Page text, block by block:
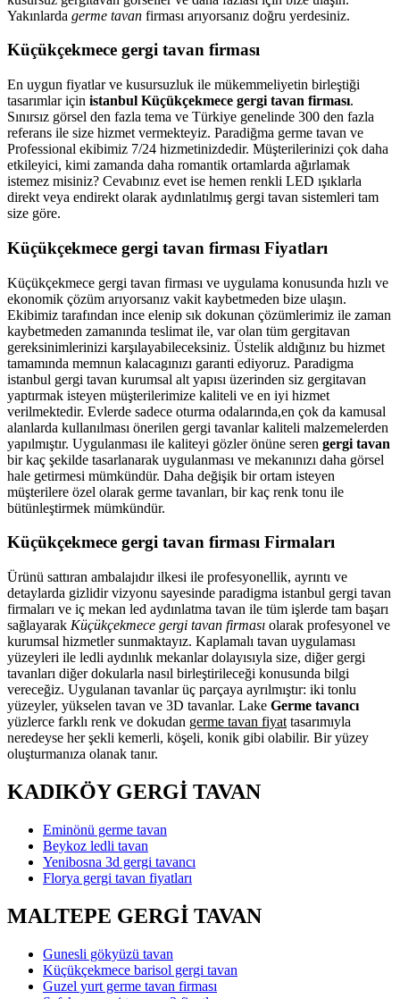
Yakınlarda germe tavan firması arıyorsanız doğru yerdesiniz.
Küçükçekmece gergi tavan firması
En uygun fiyatlar ve kusursuzluk ile mükemmeliyetin birleştiği
tasarımlar için istanbul Küçükçekmece gergi tavan firması.
Sınırsız görsel den fazla tema ve Türkiye genelinde 300 den fazla
referans ile size hizmet vermekteyiz. Paradiğma germe tavan ve
Professional ekibimiz 7/24 hizmetinizdedir. Müşterilerinizi çok daha
etkileyici, kimi zamanda daha romantik ortamlarda ağırlamak
istemez misiniz? Cevabınız evet ise hemen renkli LED ışıklarla
direkt veya endirekt olarak aydınlatılmış gergi tavan sistemleri tam
size göre.
Küçükçekmece gergi tavan firması Fiyatları
Küçükçekmece gergi tavan firması ve uygulama konusunda hızlı ve
ekonomik çözüm arıyorsanız vakit kaybetmeden bize ulaşın.
Ekibimiz tarafından ince elenip sık dokunan çözümlerimiz ile zaman
kaybetmeden zamanında teslimat ile, var olan tüm gergitavan
gereksinimlerinizi karşılayabileceksiniz. Üstelik aldığınız bu hizmet
tamamında memnun kalacagınızı garanti ediyoruz. Paradigma
istanbul gergi tavan kurumsal alt yapısı üzerinden siz gergitavan
yaptırmak isteyen müşterilerimize kaliteli ve en iyi hizmet
verilmektedir. Evlerde sadece oturma odalarında,en çok da kamusal
alanlarda kullanılması önerilen gergi tavanlar kaliteli malzemelerden
yapılmıştır. Uygulanması ile kaliteyi gözler önüne seren gergi tavan
bir kaç şekilde tasarlanarak uygulanması ve mekanınızı daha görsel
hale getirmesi mümkündür. Daha değişik bir ortam isteyen
müşterilere özel olarak germe tavanları, bir kaç renk tonu ile
bütünleştirmek mümkündür.
Küçükçekmece gergi tavan firması Firmaları
Ürünü sattıran ambalajıdır ilkesi ile profesyonellik, ayrıntı ve
detaylarda gizlidir vizyonu sayesinde paradigma istanbul gergi tavan
firmaları ve iç mekan led aydınlatma tavan ile tüm işlerde tam başarı
sağlayarak Küçükçekmece gergi tavan firması olarak profesyonel ve
kurumsal hizmetler sunmaktayız. Kaplamalı tavan uygulaması
yüzeyleri ile ledli aydınlık mekanlar dolayısıyla size, diğer gergi
tavanları diğer dokularla nasıl birleştirileceği konusunda bilgi
vereceğiz. Uygulanan tavanlar üç parçaya ayrılmıştır: iki tonlu
yüzeyler, yükselen tavan ve 3D tavanlar. Lake Germe tavancı
yüzlerce farklı renk ve dokudan germe tavan fiyat tasarımıyla
neredeyse her şekli kemerli, köşeli, konik gibi olabilir. Bir yüzey
oluşturmanıza olanak tanır.
KADIKÖY GERGİ TAVAN
Eminönü germe tavan
Beykoz ledli tavan
Yenibosna 3d gergi tavancı
Florya gergi tavan fiyatları
MALTEPE GERGİ TAVAN
Gunesli gökyüzü tavan
Küçükçekmece barisol gergi tavan
Guzel yurt germe tavan firması